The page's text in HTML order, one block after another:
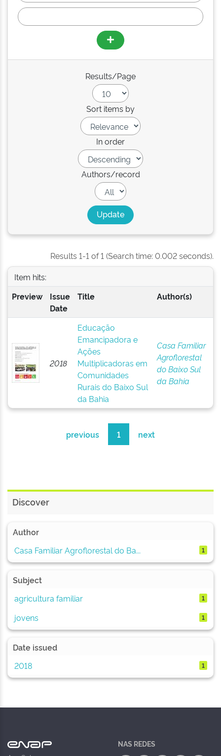
Results/Page
Sort items by
In order
Authors/record
Results 1-1 of 1 (Search time: 0.002 seconds).
Item hits:
Preview
Issue
Date
Title Author(s)
2018
Educação
Emancipadora e
Ações
Multiplicadoras em
Comunidades
Rurais do Baixo Sul
da Bahia
Casa Familiar
Agroflorestal
do Baixo Sul
da Bahia
previous 1 next
Discover
Author
Casa Familiar Agroflorestal do Ba...
1
Subject
agricultura familiar
1
jovens 1
Date issued
2018
1
NAS REDES